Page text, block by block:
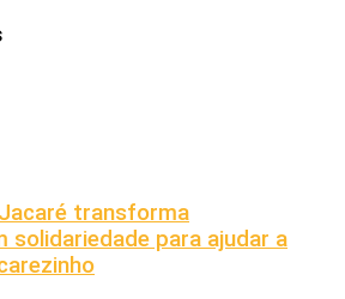
transforma
solidariedade para ajudar a